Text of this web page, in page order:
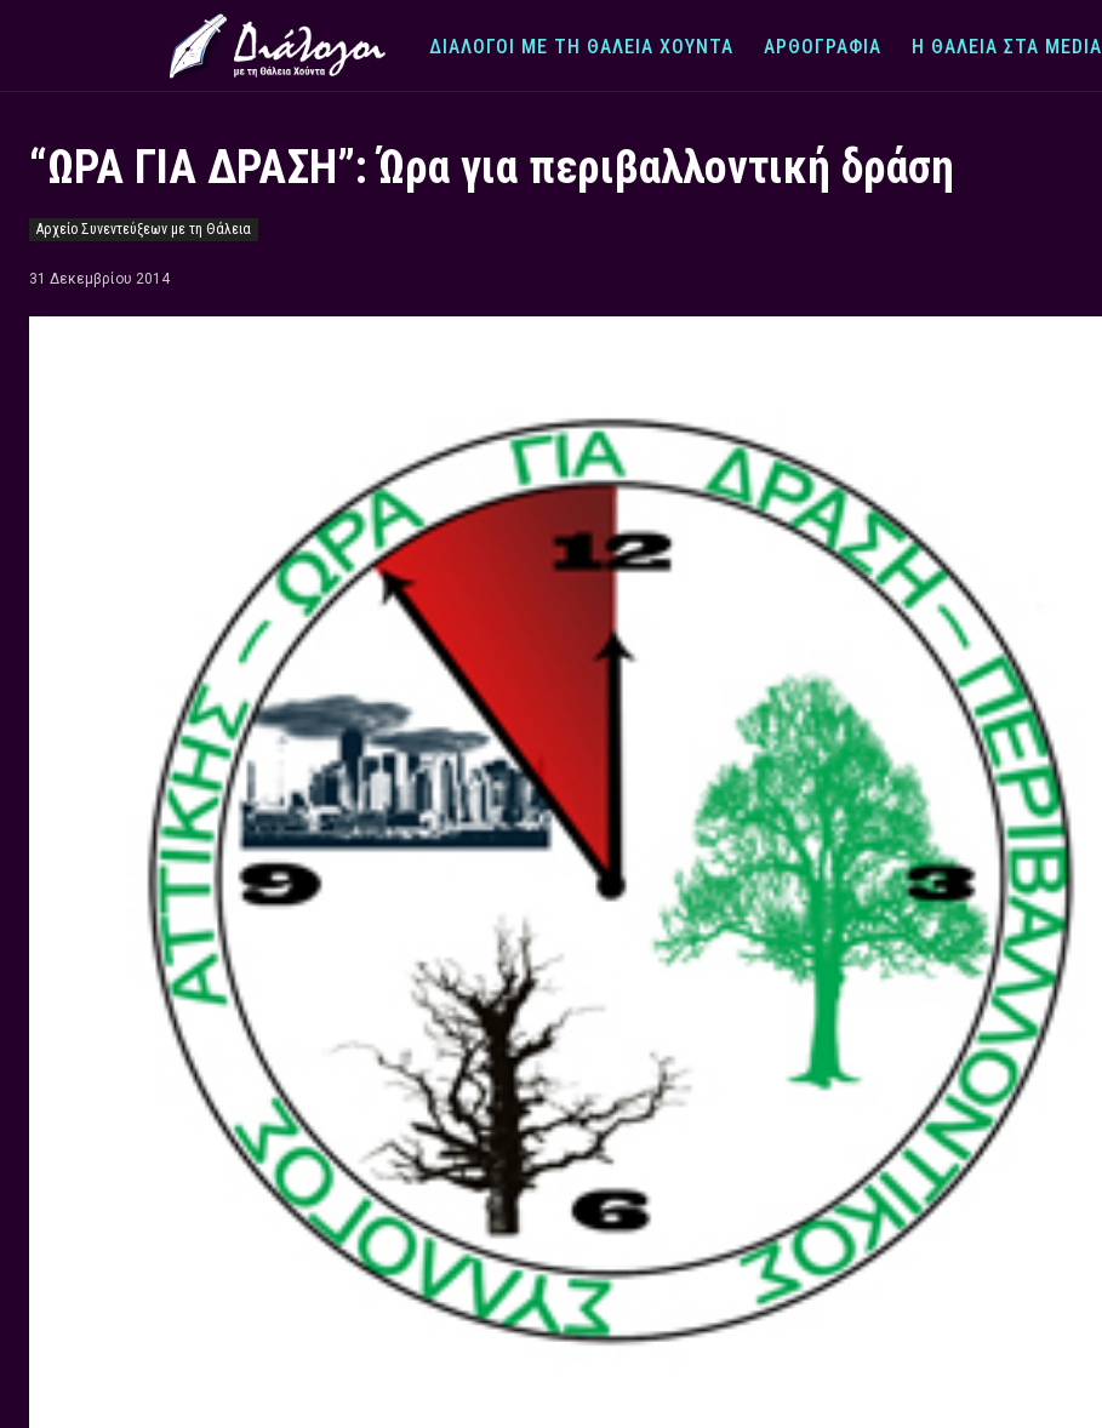
ΔΙΆΛΟΓΟΙ ΜΕ ΤΗ ΘΆΛΕΙΑ ΧΟΎΝΤΑ ΑΡΘΟΓΡΑΦΊΑ Η ΘΆΛΕΙΑ ΣΤΑ MEDIA
“ΩΡΑ ΓΙΑ ΔΡΑΣΗ”: Ώρα για περιβαλλοντική δράση
Αρχείο Συνεντεύξεων με τη Θάλεια
31 Δεκεμβρίου 2014